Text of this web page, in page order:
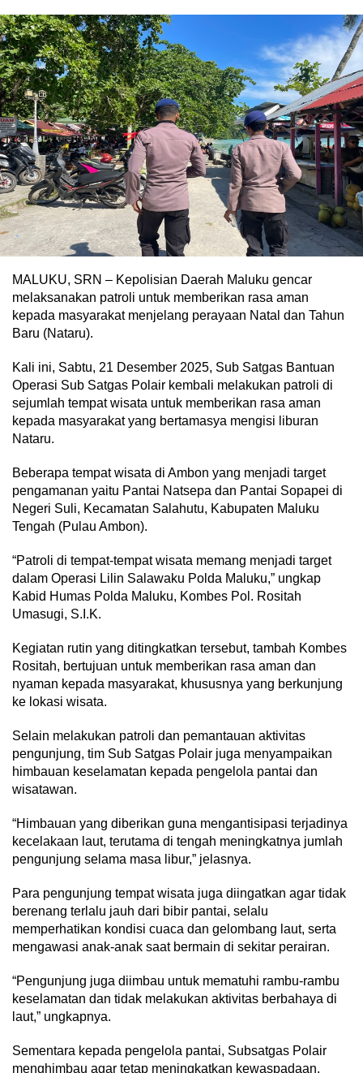
MALUKU, SRN – Kepolisian Daerah Maluku gencar
melaksanakan patroli untuk memberikan rasa aman
kepada masyarakat menjelang perayaan Natal dan Tahun
Baru (Nataru).
Kali ini, Sabtu, 21 Desember 2025, Sub Satgas Bantuan
Operasi Sub Satgas Polair kembali melakukan patroli di
sejumlah tempat wisata untuk memberikan rasa aman
kepada masyarakat yang bertamasya mengisi liburan
Nataru.
Beberapa tempat wisata di Ambon yang menjadi target
pengamanan yaitu Pantai Natsepa dan Pantai Sopapei di
Negeri Suli, Kecamatan Salahutu, Kabupaten Maluku
Tengah (Pulau Ambon).
“Patroli di tempat-tempat wisata memang menjadi target
dalam Operasi Lilin Salawaku Polda Maluku,” ungkap
Kabid Humas Polda Maluku, Kombes Pol. Rositah
Umasugi, S.I.K.
Kegiatan rutin yang ditingkatkan tersebut, tambah Kombes
Rositah, bertujuan untuk memberikan rasa aman dan
nyaman kepada masyarakat, khususnya yang berkunjung
ke lokasi wisata.
Selain melakukan patroli dan pemantauan aktivitas
pengunjung, tim Sub Satgas Polair juga menyampaikan
himbauan keselamatan kepada pengelola pantai dan
wisatawan.
“Himbauan yang diberikan guna mengantisipasi terjadinya
kecelakaan laut, terutama di tengah meningkatnya jumlah
pengunjung selama masa libur,” jelasnya.
Para pengunjung tempat wisata juga diingatkan agar tidak
berenang terlalu jauh dari bibir pantai, selalu
memperhatikan kondisi cuaca dan gelombang laut, serta
mengawasi anak-anak saat bermain di sekitar perairan.
“Pengunjung juga diimbau untuk mematuhi rambu-rambu
keselamatan dan tidak melakukan aktivitas berbahaya di
laut,” ungkapnya.
Sementara kepada pengelola pantai, Subsatgas Polair
menghimbau agar tetap meningkatkan kewaspadaan,